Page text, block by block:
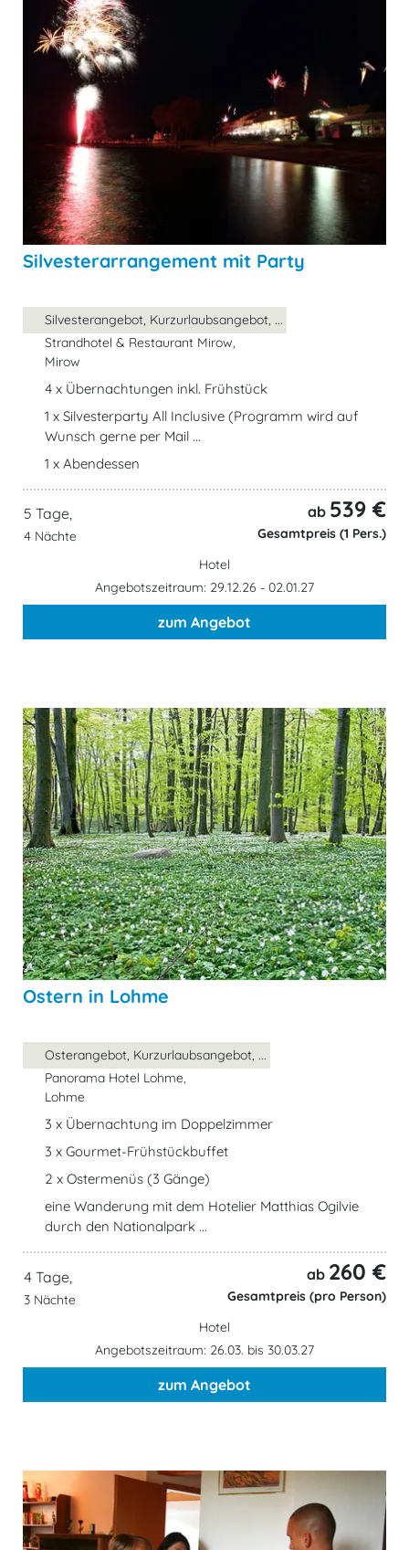
Silvesterarrangement mit Party
Silvesterangebot, Kurzurlaubsangebot, ...
Strandhotel & Restaurant Mirow,
Mirow
4 x Übernachtungen inkl. Frühstück
1 x Silvesterparty All Inclusive (Programm wird auf
Wunsch gerne per Mail ...
1 x Abendessen
5 Tage,
4 Nächte
ab 539 €
Gesamtpreis (1 Pers.)
Hotel
Angebotszeitraum: 29.12.26 - 02.01.27
zum Angebot
Ostern in Lohme
Osterangebot, Kurzurlaubsangebot, ...
Panorama Hotel Lohme,
Lohme
3 x Übernachtung im Doppelzimmer
3 x Gourmet-Frühstückbuffet
2 x Ostermenüs (3 Gänge)
eine Wanderung mit dem Hotelier Matthias Ogilvie
durch den Nationalpark ...
4 Tage,
3 Nächte
ab 260 €
Gesamtpreis (pro Person)
Hotel
Angebotszeitraum: 26.03. bis 30.03.27
zum Angebot